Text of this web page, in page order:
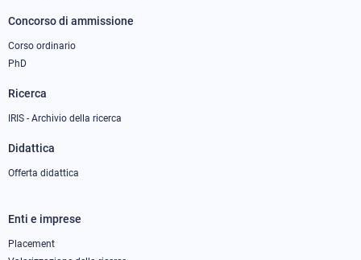
Concorso di ammissione
Corso ordinario
PhD
Ricerca
IRIS - Archivio della ricerca
Didattica
Offerta didattica
Footer
column
Enti e imprese
Placement